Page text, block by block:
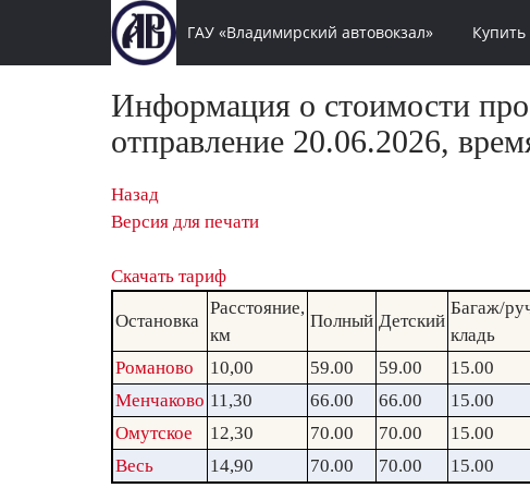
ГАУ «Владимирский автовокзал» Купить
Информация о стоимости
отправление 20.06.2026,
Назад
Версия для печати
Скачать тариф
Остановка
Расстояние,
км
Полный Детский
Багаж/
кладь
Романово
10,00 59.00 59.00 15.00
Менчаково 11,30 66.00 66.00 15.00
Омутское
12,30 70.00 70.00 15.00
Весь
14,90 70.00 70.00 15.00